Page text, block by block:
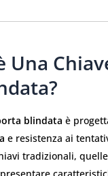
Una
blindata è
e resistenza ai
tradizionali,